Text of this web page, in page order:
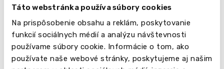
Táto webstránka používa súbory cookies
Na prispôsobenie obsahu a reklám, poskytovanie
funkcií sociálnych médií a analýzu návštevnosti
používame súbory cookie. Informácie o tom, ako
používate naše webové stránky, poskytujeme aj našim
Tento rok ponúkame:
Leighton Park Summer School - zažite štúdium
na prestížnej britskej internátnej škole počas dvoch
týždňov v júli! 7.7.-21.7., 8-17 rokov - už len 4 voľné
miesta!